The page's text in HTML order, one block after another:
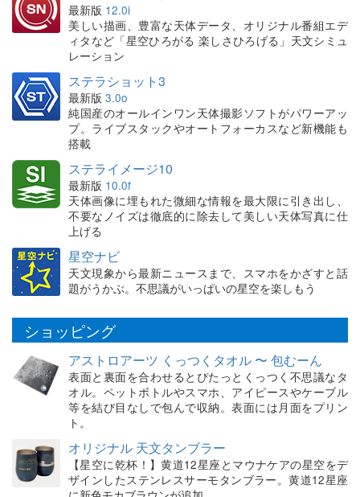
最新版 12.0i
美しい描画、豊富な天体データ、オリジナル番組エデ
ィタなど「星空ひろがる 楽しさひろげる」天文シミュ
レーション
ステラショット3
最新版 3.0o
純国産のオールインワン天体撮影ソフトがパワーアッ
プ。ライブスタックやオートフォーカスなど新機能も
搭載
ステライメージ10
最新版 10.0f
天体画像に埋もれた微細な情報を最大限に引き出し、
不要なノイズは徹底的に除去して美しい天体写真に仕
上げる
星空ナビ
天文現象から最新ニュースまで、スマホをかざすと話
題がうかぶ。不思議がいっぱいの星空を楽しもう
ショッピング
アストロアーツ くっつくタオル 〜 包むーん
表面と裏面を合わせるとぴたっとくっつく不思議なタ
オル。ペットボトルやスマホ、アイピースやケーブル
等を結び目なしで包んで収納。表面には月面をプリン
ト。
オリジナル 天文タンブラー
【星空に乾杯！】黄道12星座とマウナケアの星空をデ
ザインしたステンレスサーモタンブラー。黄道12星座